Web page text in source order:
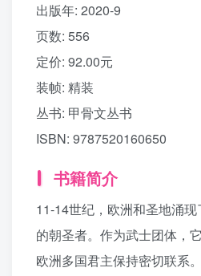
出版年: 2020-9
页数: 556
定价: 92.00元
装帧: 精装
丛书: 甲骨文丛书
ISBN: 9787520160650
书籍简介
11-14世纪，欧洲和圣地涌
的朝圣者。作为武士团体，
欧洲多国君主保持密切联系